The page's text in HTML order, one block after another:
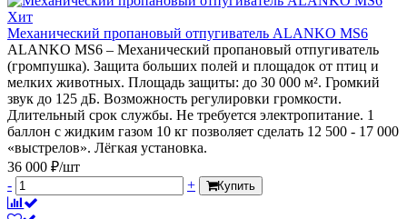
Хит
Механический пропановый отпугиватель ALANKO MS6
ALANKO MS6 – Механический пропановый отпугиватель
(громпушка). Защита больших полей и площадок от птиц и
мелких животных. Площадь защиты: до 30 000 м². Громкий
звук до 125 дБ. Возможность регулировки громкости.
Длительный срок службы. Не требуется электропитание. 1
баллон с жидким газом 10 кг позволяет сделать 12 500 - 17 000
«выстрелов». Лёгкая установка.
36 000 ₽/шт
-
+ Купить